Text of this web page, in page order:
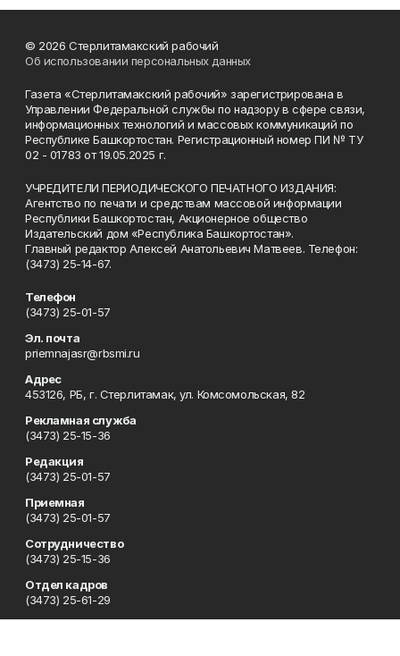
© 2026 Стерлитамакский рабочий
Об использовании персональных данных
Газета «Стерлитамакский рабочий» зарегистрирована в
Управлении Федеральной службы по надзору в сфере связи,
информационных технологий и массовых коммуникаций по
Республике Башкортостан. Регистрационный номер ПИ № ТУ
02 - 01783 от 19.05.2025 г.
УЧРЕДИТЕЛИ ПЕРИОДИЧЕСКОГО ПЕЧАТНОГО ИЗДАНИЯ:
Агентство по печати и средствам массовой информации
Республики Башкортостан, Акционерное общество
Издательский дом «Республика Башкортостан».
Главный редактор Алексей Анатольевич Матвеев. Телефон:
(3473) 25-14-67.
Телефон
(3473) 25-01-57
Эл. почта
priemnajasr@rbsmi.ru
Адрес
453126, РБ, г. Стерлитамак, ул. Комсомольская, 82
Рекламная служба
(3473) 25-15-36
Редакция
(3473) 25-01-57
Приемная
(3473) 25-01-57
Сотрудничество
(3473) 25-15-36
Отдел кадров
(3473) 25-61-29